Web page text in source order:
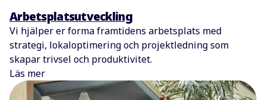
Arbetsplatsutveckling
Vi hjälper er forma framtidens arbetsplats med
strategi, lokaloptimering och projektledning som
skapar trivsel och produktivitet.
Läs mer